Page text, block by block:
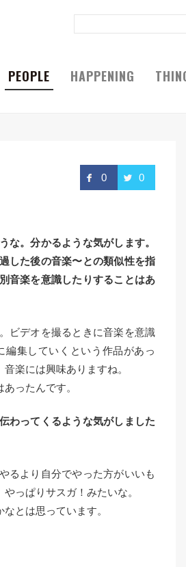
PEOPLE HAPPENING
0 0
な。分かるような気がします。
した後の音楽〜との類似性を指
音楽を意識したりすることはあ
ビデオを撮るときに音楽を意識
集していくという作品があっ
楽には興味ありますね。
ったんです。
わってくるような気がしました
るより自分でやった方がいいも
っぱりサスガ！みたいな。
とは思っています。